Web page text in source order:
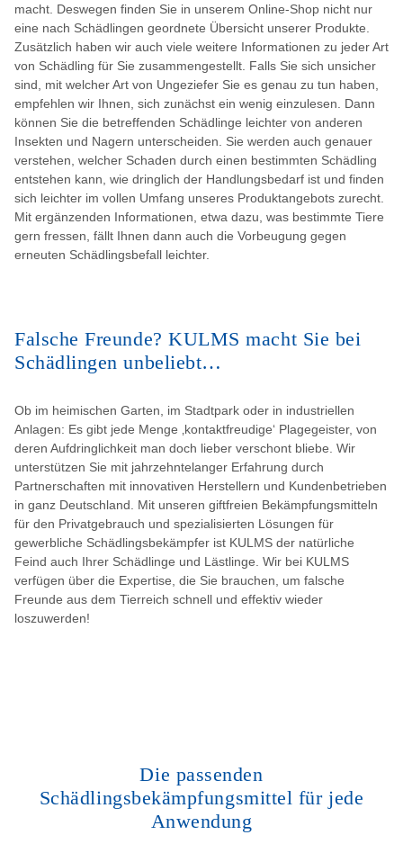
macht. Deswegen finden Sie in unserem Online-Shop nicht nur
eine nach Schädlingen geordnete Übersicht unserer Produkte.
Zusätzlich haben wir auch viele weitere Informationen zu jeder Art
von Schädling für Sie zusammengestellt. Falls Sie sich unsicher
sind, mit welcher Art von Ungeziefer Sie es genau zu tun haben,
empfehlen wir Ihnen, sich zunächst ein wenig einzulesen. Dann
können Sie die betreffenden Schädlinge leichter von anderen
Insekten und Nagern unterscheiden. Sie werden auch genauer
verstehen, welcher Schaden durch einen bestimmten Schädling
entstehen kann, wie dringlich der Handlungsbedarf ist und finden
sich leichter im vollen Umfang unseres Produktangebots zurecht.
Mit ergänzenden Informationen, etwa dazu, was bestimmte Tiere
gern fressen, fällt Ihnen dann auch die Vorbeugung gegen
erneuten Schädlingsbefall leichter.
Falsche Freunde? KULMS macht Sie bei
Schädlingen unbeliebt…
Ob im heimischen Garten, im Stadtpark oder in industriellen
Anlagen: Es gibt jede Menge ‚kontaktfreudige‘ Plagegeister, von
deren Aufdringlichkeit man doch lieber verschont bliebe. Wir
unterstützen Sie mit jahrzehntelanger Erfahrung durch
Partnerschaften mit innovativen Herstellern und Kundenbetrieben
in ganz Deutschland. Mit unseren giftfreien Bekämpfungsmitteln
für den Privatgebrauch und spezialisierten Lösungen für
gewerbliche Schädlingsbekämpfer ist KULMS der natürliche
Feind auch Ihrer Schädlinge und Lästlinge. Wir bei KULMS
verfügen über die Expertise, die Sie brauchen, um falsche
Freunde aus dem Tierreich schnell und effektiv wieder
loszuwerden!
Die passenden
Schädlingsbekämpfungsmittel für jede
Anwendung